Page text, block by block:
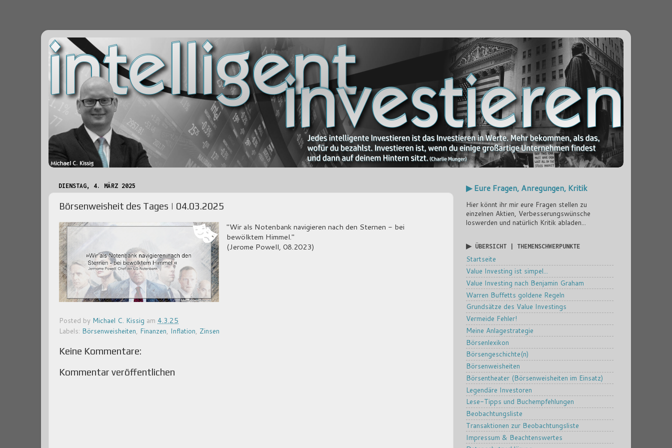
DIENSTAG, 4. MÄRZ 2025
Börsenweisheit des Tages | 04.03.2025
"Wir als Notenbank navigieren nach den Sternen - bei
bewölktem Himmel."
(Jerome Powell, 08.2023)
Posted by Michael C. Kissig am 4.3.25
Labels: Börsenweisheiten, Finanzen, Inflation, Zinsen
Keine Kommentare:
Kommentar veröffentlichen
▶ Eure Fragen, Anregungen, Kritik
Hier könnt ihr mir eure Fragen stellen zu
einzelnen Aktien, Verbesserungswünsche
loswerden und natürlich Kritik abladen...
▶ ÜBERSICHT | THEMENSCHWERPUNKTE
Startseite
Value Investing ist simpel...
Value Investing nach Benjamin Graham
Warren Buffetts goldene Regeln
Grundsätze des Value Investings
Vermeide Fehler!
Meine Anlagestrategie
Börsenlexikon
Börsengeschichte(n)
Börsenweisheiten
Börsentheater (Börsenweisheiten im Einsatz)
Legendäre Investoren
Lese-Tipps und Buchempfehlungen
Beobachtungsliste
Transaktionen zur Beobachtungsliste
Impressum & Beachtenswertes